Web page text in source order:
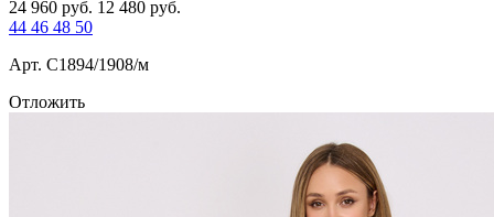
24 960 руб. 12 480 руб.
44 46 48 50
Арт. С1894/1908/м
Отложить